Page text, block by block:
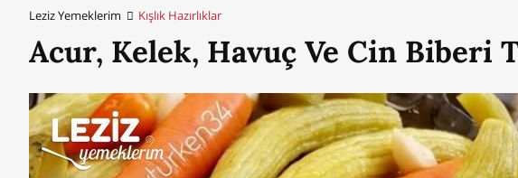
Leziz Yemeklerim Kışlık Hazırlıklar
Acur, Kelek, Havuç Ve Cin Biberi